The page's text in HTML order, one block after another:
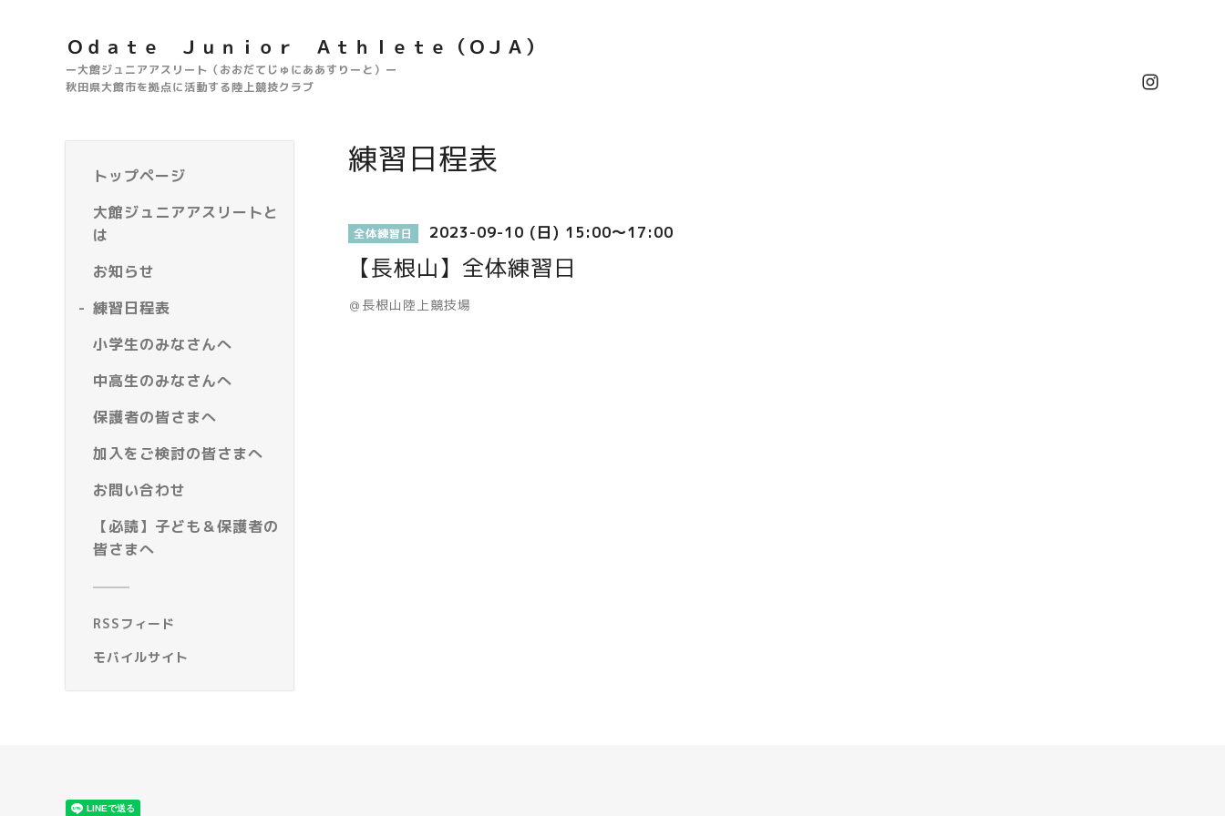
Ｏｄａｔｅ Ｊｕｎｉｏｒ Ａｔｈｌｅｔｅ（ＯＪＡ）
ー大館ジュニアアスリート（おおだてじゅにああすりーと）ー
秋田県大館市を拠点に活動する陸上競技クラブ
トップページ
大館ジュニアアスリートと
は
お知らせ
練習日程表
小学生のみなさんへ
中高生のみなさんへ
保護者の皆さまへ
加入をご検討の皆さまへ
お問い合わせ
【必読】子ども＆保護者の
皆さまへ
RSSフィード
モバイルサイト
練習日程表
全体練習日 2023-09-10 (日) 15:00～17:00
【長根山】全体練習日
＠長根山陸上競技場